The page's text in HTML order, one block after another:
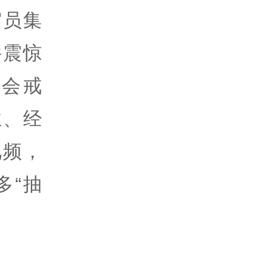
集
惊
戒
经
，
“抽